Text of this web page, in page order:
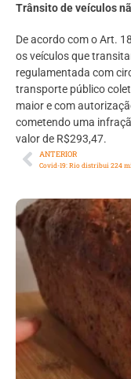
Trânsito de veículos
De acordo com o Art.
os veículos que
regulamentada com
transporte público
maior e com
cometendo uma
valor de R$293,47.
ANTERIOR